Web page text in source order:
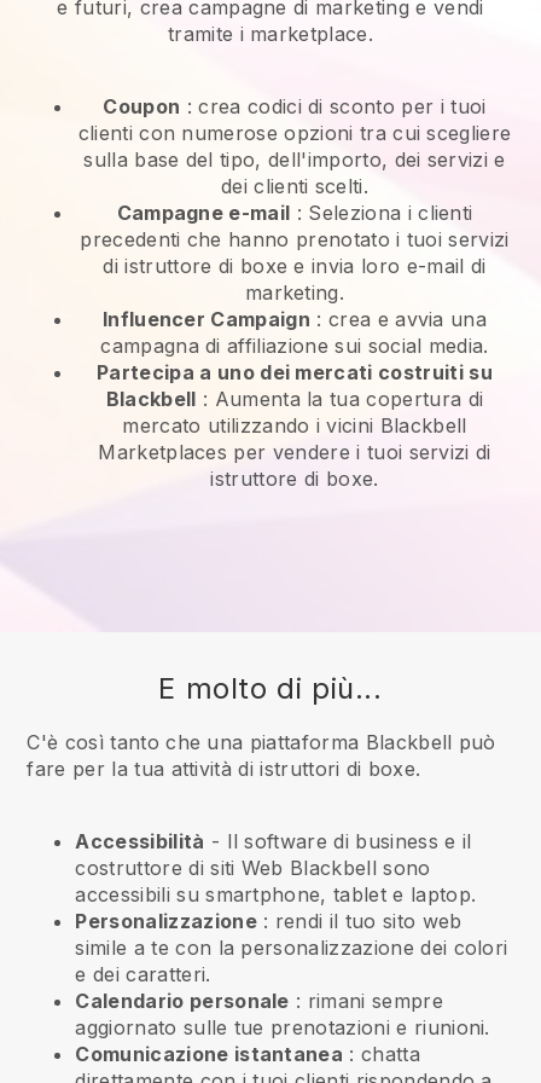
e futuri, crea campagne di marketing e vendi
tramite i marketplace.
Coupon : crea codici di sconto per i tuoi
clienti con numerose opzioni tra cui scegliere
sulla base del tipo, dell'importo, dei servizi e
dei clienti scelti.
Campagne e-mail : Seleziona i clienti
precedenti che hanno prenotato i tuoi servizi
di istruttore di boxe e invia loro e-mail di
marketing.
Influencer Campaign : crea e avvia una
campagna di affiliazione sui social media.
Partecipa a uno dei mercati costruiti su
Blackbell : Aumenta la tua copertura di
mercato utilizzando i vicini Blackbell
Marketplaces per vendere i tuoi servizi di
istruttore di boxe.
E molto di più...
C'è così tanto che una piattaforma Blackbell può
fare per la tua attività di istruttori di boxe.
Accessibilità - Il software di business e il
costruttore di siti Web Blackbell sono
accessibili su smartphone, tablet e laptop.
Personalizzazione: rendi il tuo sito web
simile a te con la personalizzazione dei colori
e dei caratteri.
Calendario personale : rimani sempre
aggiornato sulle tue prenotazioni e riunioni.
Comunicazione istantanea : chatta